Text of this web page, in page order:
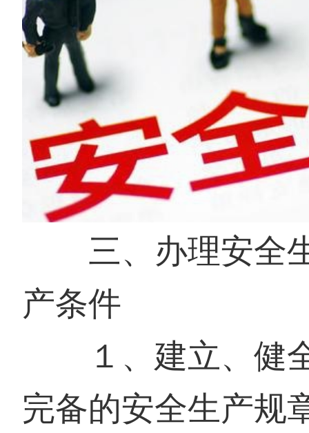
三、办理安全
产条件
１、建立、健
完备的安全生产规